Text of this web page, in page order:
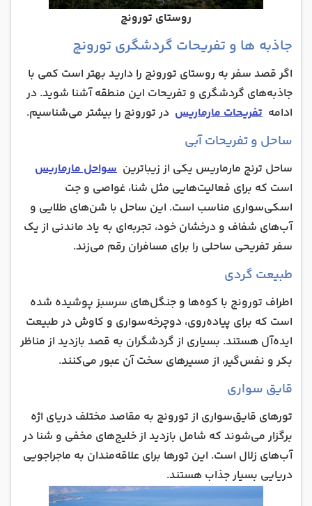
روستای تورونچ
جاذبه ها و تفریحات گردشگری تورونچ
اگر قصد سفر به روستای تورونچ را دارید بهتر است کمی با
جاذبه‌های گردشگری و تفریحات این منطقه آشنا شوید. در
ادامه تفریحات مارماریس در تورونچ را بیشتر می‌شناسیم.
ساحل و تفریحات آبی
ساحل ترنج مارماریس یکی از زیباترین سواحل مارماریس
است که برای فعالیت‌هایی مثل شنا، غواصی و جت
‌اسکی‌سواری مناسب است. این ساحل با شن‌های طلایی و
آب‌های شفاف و درخشان خود، تجربه‌ای به‌ یاد ماندنی از یک
سفر تفریحی ساحلی را برای مسافران رقم می‌زند.
طبیعت گردی
اطراف تورونج با کوه‌ها و جنگل‌های سرسبز پوشیده شده
است که برای پیاده‌روی، دوچرخه‌سواری و کاوش در طبیعت
ایده‌آل هستند. بسیاری از گردشگران به قصد بازدید از مناظر
بکر و نفس‌گیر، از مسیرهای سخت آن عبور می‌کنند.
قایق سواری
تورهای قایق‌سواری از تورونچ به مقاصد مختلف دریای اژه
برگزار می‌شوند که شامل بازدید از خلیج‌های مخفی و شنا در
آب‌های زلال است. این تورها برای علاقه‌مندان به ماجراجویی
دریایی بسیار جذاب هستند.